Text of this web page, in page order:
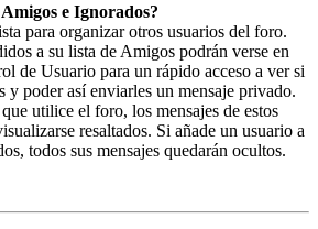
e Ignorados?
para organizar otros usuarios del foro.
a su lista de Amigos podrán verse en
de Usuario para un rápido acceso a ver si
y poder así enviarles un mensaje privado.
utilice el foro, los mensajes de estos
resaltados. Si añade un usuario a
todos sus mensajes quedarán ocultos.